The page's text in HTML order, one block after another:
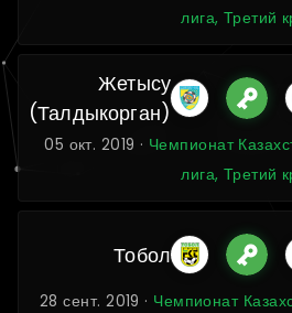
лига, Третий
Жетысу
(Талдыкорган)
05 окт. 2019 · Чемпионат
лига, Третий
Тобол
28 сент. 2019 · Чемпионат